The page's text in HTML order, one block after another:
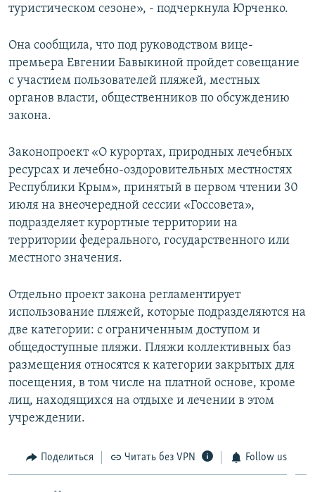
туристическом сезоне», - подчеркнула Юрченко.
Она сообщила, что под руководством вице-
премьера Евгении Бавыкиной пройдет совещание
с участием пользователей пляжей, местных
органов власти, общественников по обсуждению
закона.
Законопроект «О курортах, природных лечебных
ресурсах и лечебно-оздоровительных местностях
Республики Крым», принятый в первом чтении 30
июля на внеочередной сессии «Госсовета»,
подразделяет курортные территории на
территории федерального, государственного или
местного значения.
Отдельно проект закона регламентирует
использование пляжей, которые подразделяются на
две категории: с ограниченным доступом и
общедоступные пляжи. Пляжи коллективных баз
размещения относятся к категории закрытых для
посещения, в том числе на платной основе, кроме
лиц, находящихся на отдыхе и лечении в этом
учреждении.
Поделиться Читать без VPN Follow us